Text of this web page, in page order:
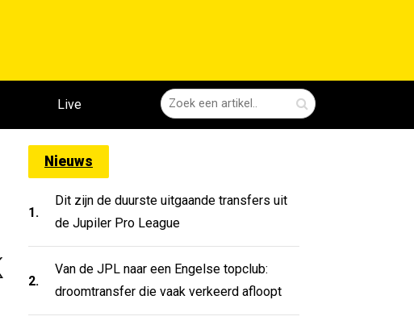
Live
Nieuws
1.
Dit zijn de duurste uitgaande transfers uit
de Jupiler Pro League
2.
Van de JPL naar een Engelse topclub:
droomtransfer die vaak verkeerd afloopt